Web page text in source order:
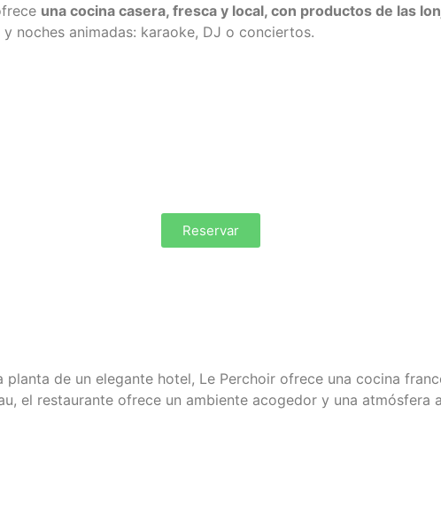
una cocina casera, fresca y local, con productos de las
noches animadas: karaoke, DJ o conciertos.
Reservar
de un elegante hotel, Le Perchoir ofrece una cocina
, el restaurante ofrece un ambiente acogedor y una atmósfera